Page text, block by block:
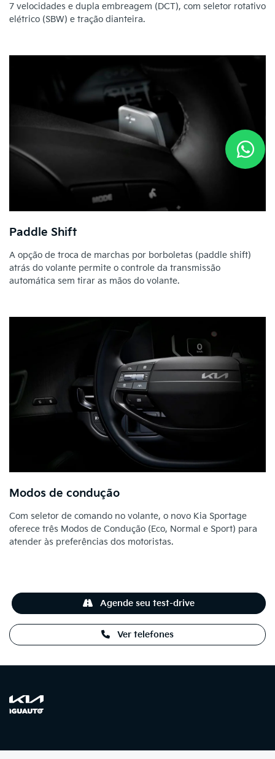
7 velocidades e dupla embreagem (DCT), com seletor rotativo
elétrico (SBW) e tração dianteira.
Paddle Shift
A opção de troca de marchas por borboletas (paddle shift)
atrás do volante permite o controle da transmissão
automática sem tirar as mãos do volante.
Modos de condução
Com seletor de comando no volante, o novo Kia Sportage
oferece três Modos de Condução (Eco, Normal e Sport) para
atender às preferências dos motoristas.
Ver telefones
Agende seu test-drive